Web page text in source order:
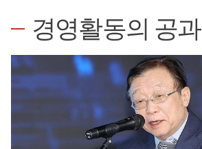
경영활동의 공과